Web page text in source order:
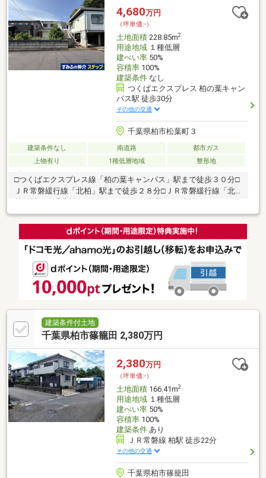
の距離は、社内システムを参照して入力しております。実際の体
感距離は必ずお客様ご自身でもお確かめ頂きたく願います。80m
につき1分計算で机上測定されております。
4,680万円
（坪単価:-）
土地面積228.85m2
用途地域１種低層
建ぺい率50%
容積率100%
建築条件なし
つくばエクスプレス 柏の葉キャン
パス駅 徒歩30分
その他の交通
千葉県柏市松葉町３
建築条件なし 南道路
都市ガス
上物有り
1種低層地域 整形地
□つくばエクスプレス線「柏の葉キャンパス」駅まで徒歩３０分□
ＪＲ常磐緩行線「北柏」駅まで徒歩２８分□ＪＲ常磐緩行線「北
５㎡■道路：南側公道 間口：約１３.５ｍ 幅員：約６.０ｍ□更
地渡し□閑静な住宅街□南側道路につき日当たり良好□建築条件付
き土地ではありません
建築条件付土地
千葉県柏市篠籠田 2,380万円
2,380万円
（坪単価:-）
土地面積166.41m2
用途地域１種低層
建ぺい率50%
容積率100%
建築条件あり
ＪＲ常磐線 柏駅 徒歩22分
その他の交通
千葉県柏市篠籠田